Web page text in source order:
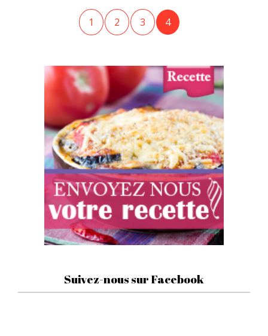
1 2 3 4
Suivez-nous sur Facebook